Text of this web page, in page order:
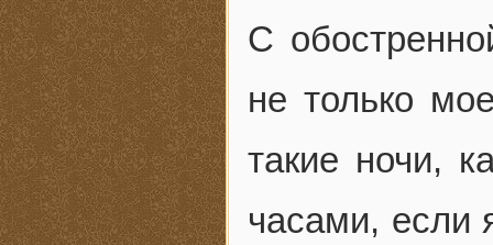
С
не только
такие ночи,
часами, если